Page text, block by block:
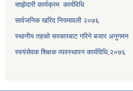
साझेदारी कार्यक्रम कार्यविधि
सार्वजनिक खरिद नियमावली २०७६
स्थानीय तहको सरकारबाट गरिने बजार अनुगमन
स्वयंसेवक शिक्षक व्यवस्थापन कार्यविधि,२०७६